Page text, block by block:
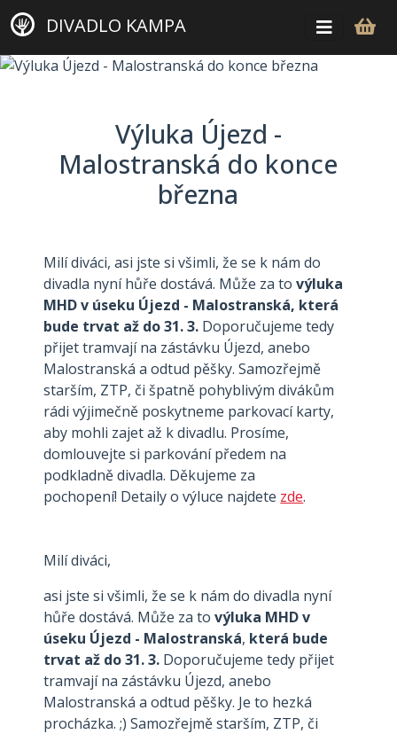
DIVADLO KAMPA
Výluka Újezd -
Malostranská do konce
března
Milí diváci, asi jste si všimli, že se k nám do
divadla nyní hůře dostává. Může za tovýluka
MHD v úseku Újezd - Malostranská, která
bude trvat až do 31. 3. Doporučujeme tedy
přijet tramvají na zástávku Újezd, anebo
Malostranská a odtud pěšky. Samozřejmě
starším, ZTP, či špatně pohyblivým divákům
rádi výjimečně poskytneme parkovací karty,
aby mohli zajet až k divadlu. Prosíme,
domlouvejte si parkování předem na
podkladně divadla. Děkujeme za
pochopení! Detaily o výluce najdete zde.
Milí diváci,
asi jste si všimli, že se k nám do divadla nyní
hůře dostává. Může za tovýluka MHD v
úseku Újezd - Malostranská, která bude
trvat až do 31. 3. Doporučujeme tedy přijet
tramvají na zástávku Újezd, anebo
Malostranská a odtud pěšky. Je to hezká
procházka. ;) Samozřejmě starším, ZTP, či